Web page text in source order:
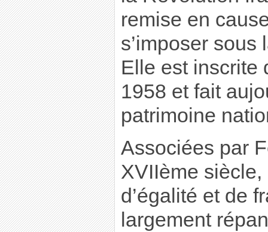
remise en
s’imposer sous
Elle est inscrite
1958 et fait
patrimoine
Associées par
XVIIème
d’égalité et de
largement